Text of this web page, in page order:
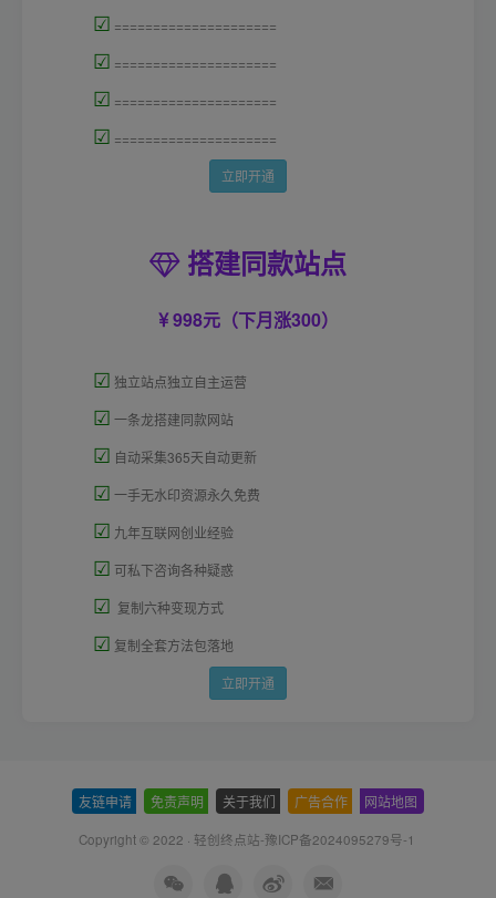
☑ =====================
☑ =====================
☑ =====================
☑ =====================
立即开通
搭建同款站点
998元（下月涨300）
☑ 独立站点独立自主运营
☑ 一条龙搭建同款网站
☑ 自动采集365天自动更新
☑ 一手无水印资源永久免费
☑ 九年互联网创业经验
☑ 可私下咨询各种疑惑
☑ 复制六种变现方式
☑ 复制全套方法包落地
立即开通
友链申请 免责声明 关于我们 广告合作 网站地图
Copyright © 2022 · 轻创终点站-豫ICP备2024095279号-1